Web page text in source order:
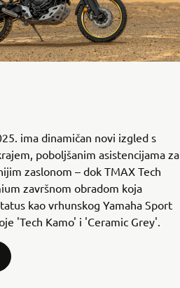
ima dinamičan novi izgled s
poboljšanim asistencijama za
zaslonom – dok TMAX Tech
završnom obradom koja
kao vrhunskog Yamaha Sport
'Tech Kamo' i 'Ceramic Grey'.